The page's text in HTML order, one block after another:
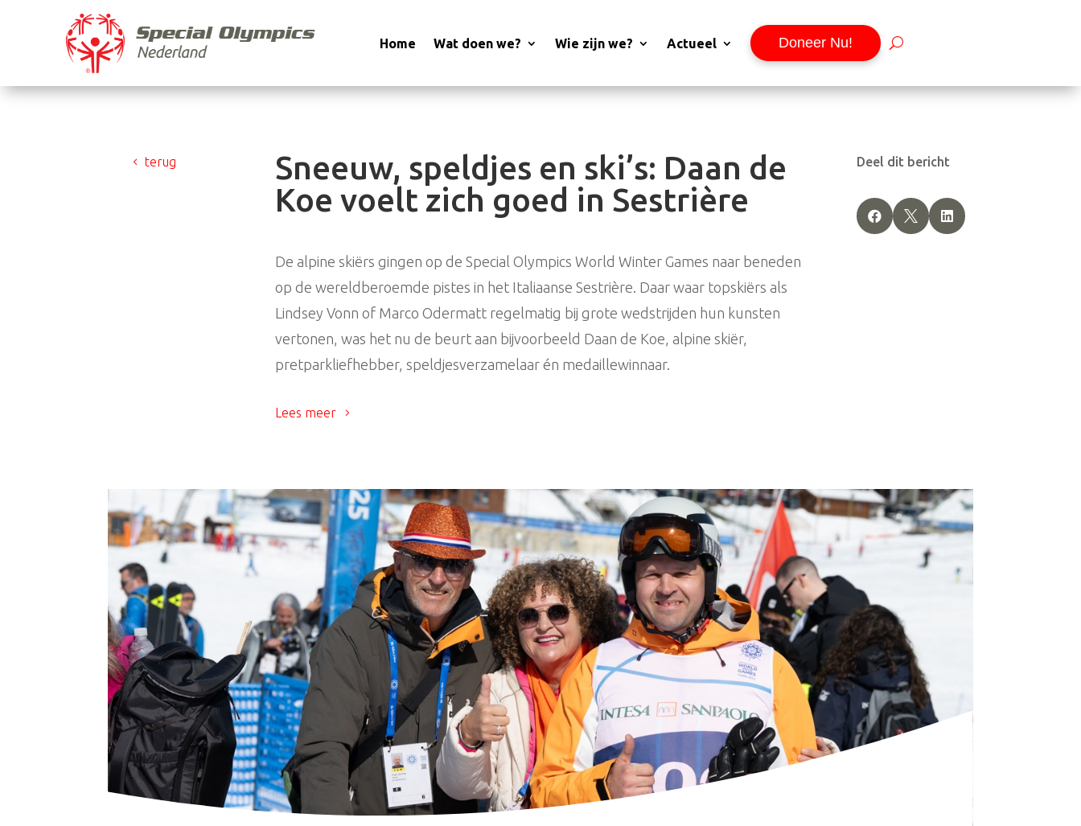
Home Wat doen we? Wie zijn we? Actueel Doneer Nu!
terug
Sneeuw, speldjes en ski’s: Daan de
Koe voelt zich goed in Sestrière
De alpine skiërs gingen op de Special Olympics World Winter Games naar beneden
op de wereldberoemde pistes in het Italiaanse Sestrière. Daar waar topskiërs als
Lindsey Vonn of Marco Odermatt regelmatig bij grote wedstrijden hun kunsten
vertonen, was het nu de beurt aan bijvoorbeeld Daan de Koe, alpine skiër,
pretparkliefhebber, speldjesverzamelaar én medaillewinnaar.
Lees meer
Deel dit bericht
  